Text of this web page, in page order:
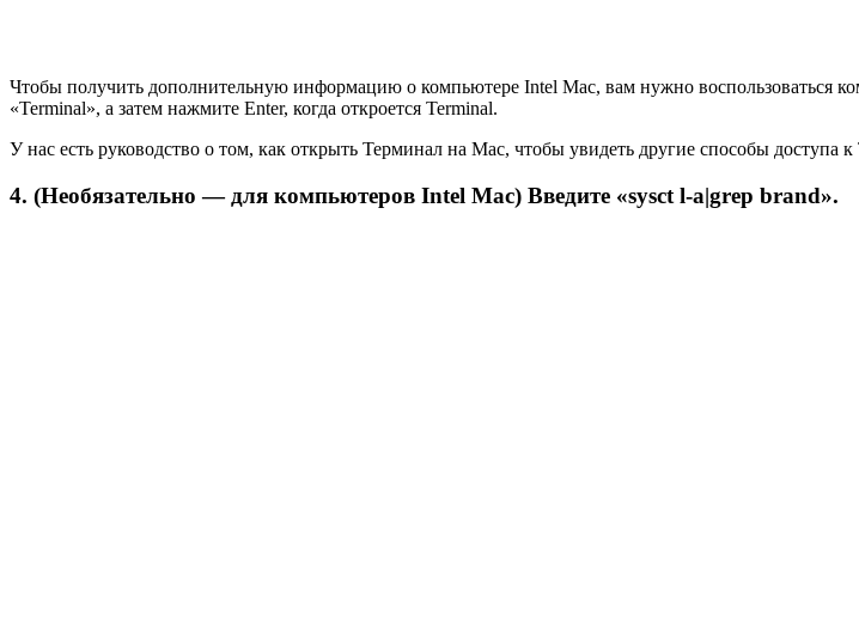
Чтобы получить дополнительную информацию о компьютере Intel Mac, вам нужно воспользоваться
«Terminal», а затем нажмите Enter, когда откроется Terminal.
У нас есть руководство о том, как открыть Терминал на Mac, чтобы увидеть другие способы доступа к
4. (Необязательно — для компьютеров Intel Mac) Введите «sysct l-a|grep brand».